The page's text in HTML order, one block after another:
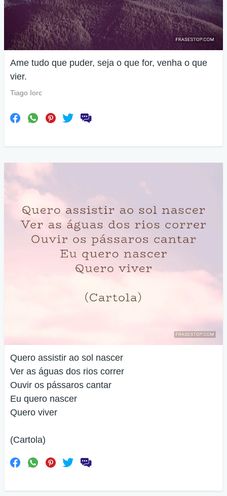
Ame tudo que puder, seja o que for, venha o que
vier.
Tiago Iorc
Quero assistir ao sol nascer
Ver as águas dos rios correr
Ouvir os pássaros cantar
Eu quero nascer
Quero viver
(Cartola)